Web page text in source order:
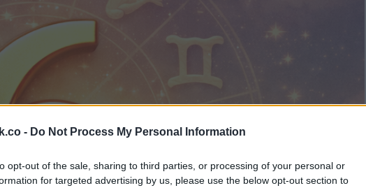
- Do Not Process My Personal Information
opt-out of the sale, sharing to third parties, or processing of your personal or
for targeted advertising by us, please use the below opt-out section to